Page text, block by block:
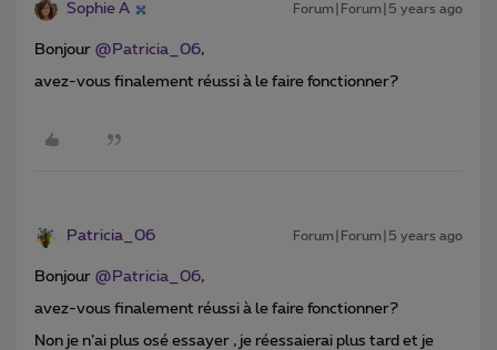
Sophie A Forum|Forum|5 years ago
Bonjour @Patricia_06,
avez-vous finalement réussi à le faire fonctionner?
Patricia_06 Forum|Forum|5 years ago
Bonjour @Patricia_06,
avez-vous finalement réussi à le faire fonctionner?
Non je n’ai plus osé essayer , je réessaierai plus tard et je